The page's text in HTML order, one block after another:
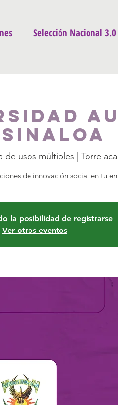
Selección Nacional 3.0
de usos múltiples | Torre
de innovación social en tu
la posibilidad de registrarse
Ver otros eventos